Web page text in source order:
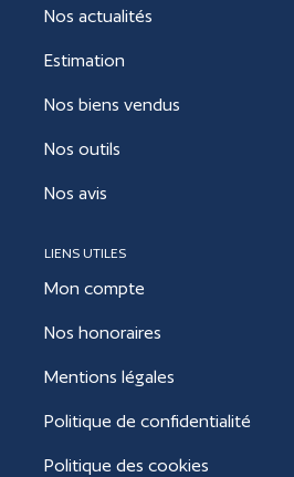
Nos actualités
Estimation
Nos biens vendus
Nos outils
Nos avis
LIENS UTILES
Mon compte
Nos honoraires
Mentions légales
Politique de confidentialité
Politique des cookies